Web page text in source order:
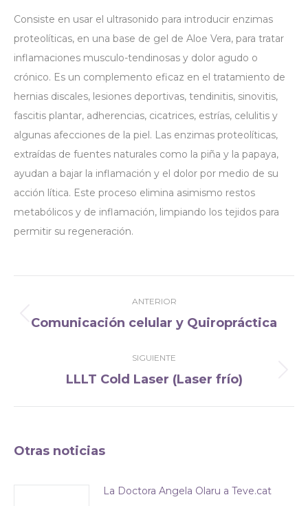
Consiste en usar el ultrasonido para introducir enzimas
proteolíticas, en una base de gel de Aloe Vera, para tratar
inflamaciones musculo-tendinosas y dolor agudo o
crónico. Es un complemento eficaz en el tratamiento de
hernias discales, lesiones deportivas, tendinitis, sinovitis,
fascitis plantar, adherencias, cicatrices, estrías, celulitis y
algunas afecciones de la piel. Las enzimas proteolíticas,
extraídas de fuentes naturales como la piña y la papaya,
ayudan a bajar la inflamación y el dolor por medio de su
acción lítica. Este proceso elimina asimismo restos
metabólicos y de inflamación, limpiando los tejidos para
permitir su regeneración.
publicaciones
ANTERIOR
Publicación
Comunicación celular y Quiropráctica
SIGUIENTE
Publicación
LLLT Cold Laser (Laser frío)
Otras noticias
La Doctora Angela Olaru a Teve.cat